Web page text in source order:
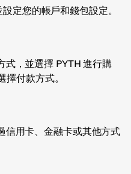
定您的帳戶和錢包設定。
式，並選擇 PYTH 進行購
擇付款方式。
信用卡、金融卡或其他方式